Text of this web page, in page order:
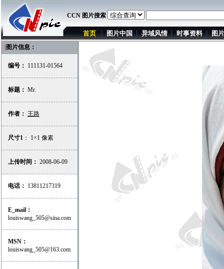
CCN 图片搜索
首页 图片中国 异域风情 时事资料 图
图片信息：
编号： 111131-01564
标题： Mr.
作者： 王路
尺寸1 ： 1×1 像素
上传时间： 2008-06-09
电话： 13811217319
E_mail：
louiswang_505@sina.com
MSN：
louiswang_505@163.com